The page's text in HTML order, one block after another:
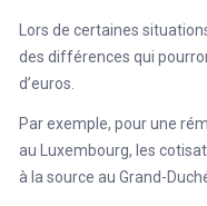
Lors de certaines
des différences qui
d’euros.
Par exemple, pour une
au Luxembourg, les
à la source au Grand-